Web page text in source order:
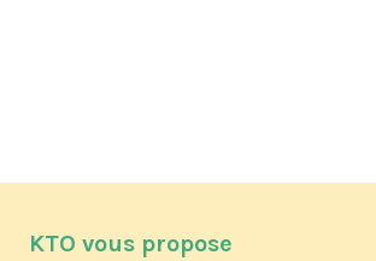
KTO vous propose